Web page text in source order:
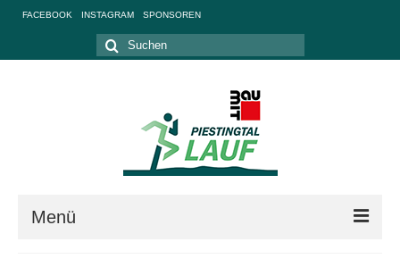
FACEBOOK INSTAGRAM SPONSOREN
Suche
nach:
Menü